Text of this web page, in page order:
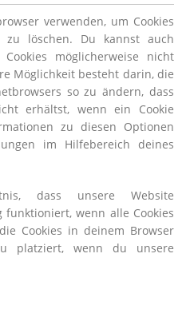
verwenden, um Cookies
zu löschen. Du kannst auch
möglicherweise nicht
Möglichkeit besteht darin, die
so zu ändern, dass
erhältst, wenn ein Cookie
zu diesen Optionen
im Hilfebereich deines
dass unsere Website
wenn alle Cookies
Cookies in deinem Browser
platziert, wenn du unsere